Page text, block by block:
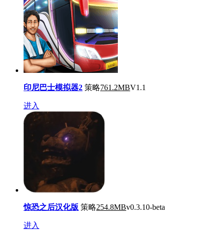
印尼巴士模拟器2 策略761.2MBV1.1
进入
惊恐之后汉化版 策略254.8MBv0.3.10-beta
进入